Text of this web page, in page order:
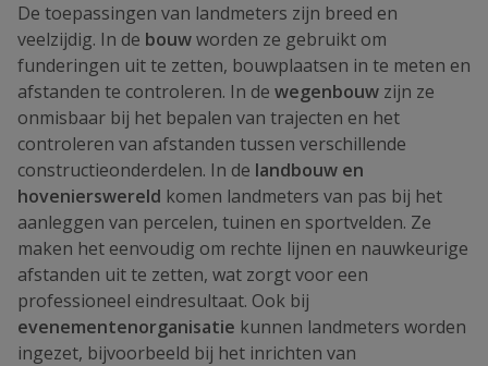
De toepassingen van landmeters zijn breed en
veelzijdig. In de bouwworden ze gebruikt om
funderingen uit te zetten, bouwplaatsen in te meten en
afstanden te controleren. In de wegenbouw zijn ze
onmisbaar bij het bepalen van trajecten en het
controleren van afstanden tussen verschillende
constructieonderdelen. In de landbouw en
hovenierswereld komen landmeters van pas bij het
aanleggen van percelen, tuinen en sportvelden. Ze
maken het eenvoudig om rechte lijnen en nauwkeurige
afstanden uit te zetten, wat zorgt voor een
professioneel eindresultaat. Ook bij
evenementenorganisatie kunnen landmeters worden
ingezet, bijvoorbeeld bij het inrichten van